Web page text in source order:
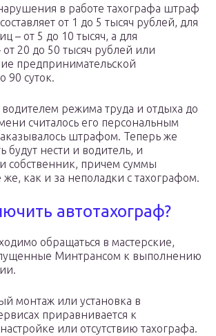
в работе тахографа штраф
от 1 до 5 тысяч рублей, для
– от 5 до 10 тысяч, а для
от 20 до 50 тысяч рублей или
предпринимательской
90 суток.
режима труда и отдыха до
считалось его персональным
штрафом. Теперь же
будут нести и водитель, и
собственник, причем суммы
как и за неполадки с тахографом.
автотахограф?
обращаться в мастерские,
Минтрансом к выполнению
монтаж или установка в
приравнивается к
или отсутствию тахографа.